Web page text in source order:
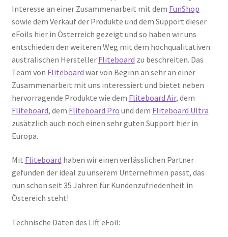
Interesse an einer Zusammenarbeit mit dem FunShop
sowie dem Verkauf der Produkte und dem Support dieser
eFoils hier in Österreich gezeigt und so haben wir uns
entschieden den weiteren Weg mit dem hochqualitativen
australischen Hersteller Fliteboard zu beschreiten. Das
Team von Fliteboard war von Beginn an sehr an einer
Zusammenarbeit mit uns interessiert und bietet neben
hervorragende Produkte wie dem Fliteboard Air, dem
Fliteboard, dem Fliteboard Pro und dem Fliteboard Ultra
zusätzlich auch noch einen sehr guten Support hier in
Europa.
Mit Fliteboard haben wir einen verlässlichen Partner
gefunden der ideal zu unserem Unternehmen passt, das
nun schon seit 35 Jahren für Kundenzufriedenheit in
Östereich steht!
Technische Daten des Lift eFoil: